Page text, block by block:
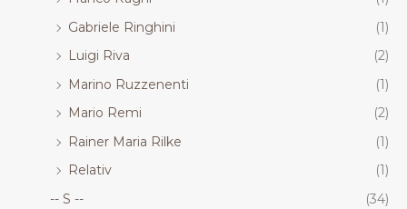
Gabriele Ringhini
(1)
Luigi Riva
(2)
Marino Ruzzenenti
(1)
Mario Remi
(2)
Rainer Maria Rilke
(1)
Relativ
(1)
-- S --
(34)